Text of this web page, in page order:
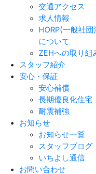
交通アクセス
求人情報
HORP(一般社
について
ZEHへの取り組
スタッフ紹介
安心・保証
安心補償
長期優良化住宅
耐震補強
お知らせ
お知らせ一覧
スタッフブログ
いちよし通信
お問い合わせ